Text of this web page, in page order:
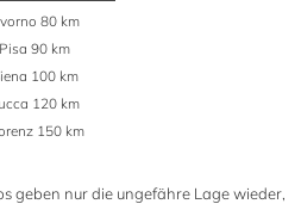
80 km
Pisa 90 km
100 km
120 km
150 km
geben nur die ungefähre Lage wieder,